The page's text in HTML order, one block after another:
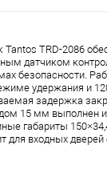
TRD-2086
датчиком
безопасности.
удержания и
задержка
15 мм выполнен
габариты
для входных